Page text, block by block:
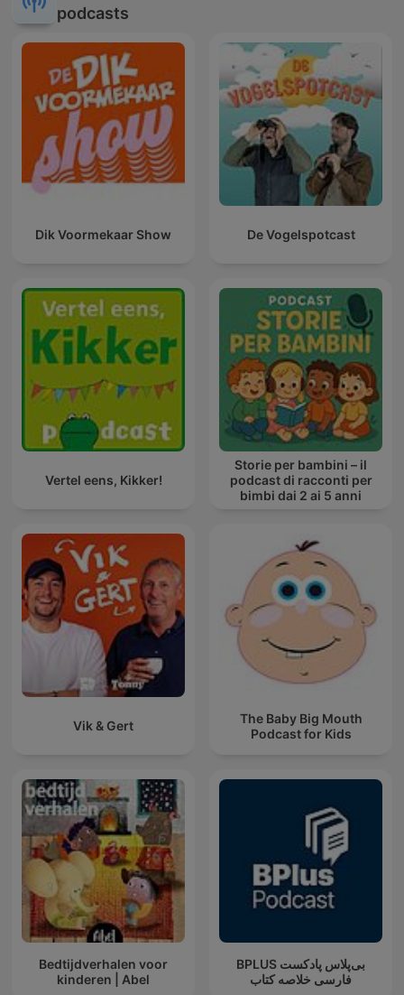
podcasts
Dik Voormekaar Show De Vogelspotcast
Vertel eens, Kikker!
Storie per bambini – il
podcast di racconti per
bimbi dai 2 ai 5 anni
Vik & Gert
The Baby Big Mouth
Podcast for Kids
Bedtijdverhalen voor
kinderen | Abel
‌BPLUS بی‌پلاس پادکست
فارسی خلاصه کتاب